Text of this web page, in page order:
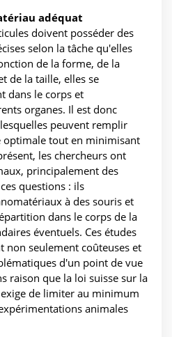
adéquat
doivent posséder des
selon la tâche qu'elles
de la forme, de la
de la taille, elles se
dans le corps et
organes. Il est donc
peuvent remplir
optimale tout en minimisant
les chercheurs ont
principalement des
questions : ils
à des souris et
dans le corps de la
éventuels. Ces études
non seulement coûteuses et
d'un point de vue
raison que la loi suisse sur la
de limiter au minimum
animales